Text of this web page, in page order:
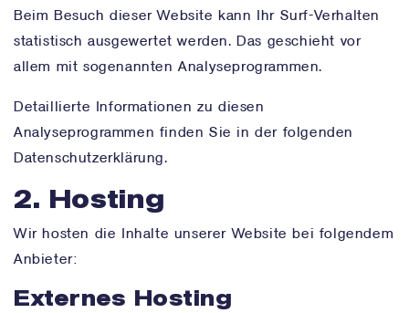
Beim Besuch dieser Website kann Ihr Surf-Verhalten
statistisch ausgewertet werden. Das geschieht vor
allem mit sogenannten Analyseprogrammen.
Detaillierte Informationen zu diesen
Analyseprogrammen finden Sie in der folgenden
Datenschutzerklärung.
2. Hosting
Wir hosten die Inhalte unserer Website bei folgendem
Anbieter:
Externes Hosting